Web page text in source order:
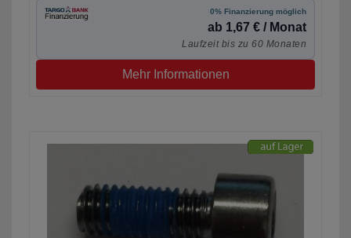
0% Finanzierung möglich
ab 1,67 € / Monat
Laufzeit bis zu 60 Monaten
Mehr Informationen